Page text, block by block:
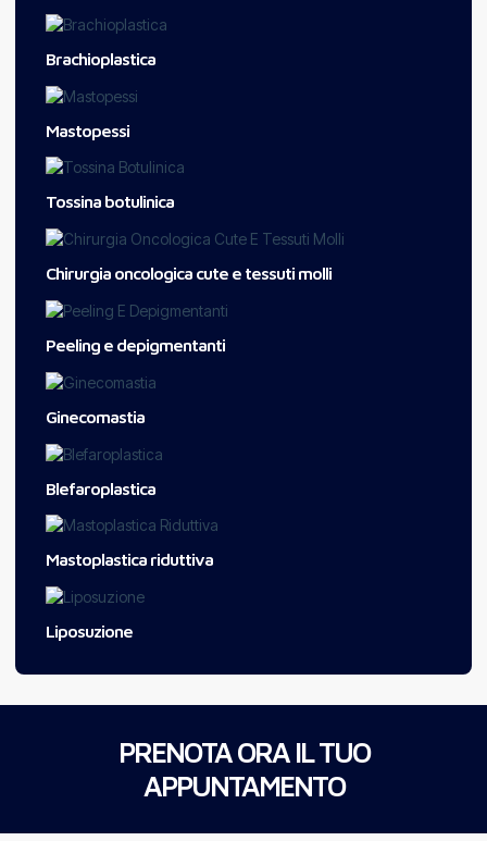
Brachioplastica
Mastopessi
Tossina botulinica
Chirurgia oncologica cute e tessuti molli
Peeling e depigmentanti
Ginecomastia
Blefaroplastica
Mastoplastica riduttiva
Liposuzione
PRENOTA ORA IL TUO
APPUNTAMENTO